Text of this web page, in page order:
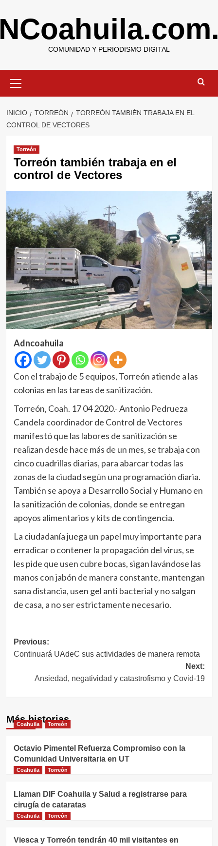
al
contenido
COMUNIDAD Y PERIODISMO DIGITAL
primario
INICIO TORREÓN
TORREÓN TAMBIÉN TRABAJA EN EL
CONTROL DE VECTORES
Torreón
Torreón también trabaja en el
control de Vectores
Adncoahuila
Con el trabajo de 5 equipos, Torreón atiende a las
colonias en las tareas de sanitización.
Torreón, Coah. 17 04 2020.- Antonio Pedrueza
Candela coordinador de Control de Vectores
manifestó que las labores de sanitización se
realizan desde hace más de un mes, se trabaja con
cinco cuadrillas diarias, para abarcar todas las
zonas de la ciudad según una programación diaria.
También se apoya a Desarrollo Social y Humano en
la sanitización de colonias, donde se entregan
apoyos alimentarios y kits de contingencia.
La ciudadanía juega un papel muy importante para
erradicar o contener la propagación del virus, se
les pide que usen cubre bocas, sigan lavándose las
manos con jabón de manera constante, mantengan
sana distancia, usen gel anti bacterial y no salgan
de casa, a no ser estrictamente necesario.
Navegación
de
entradas
Previous:
Continuará UAdeC sus actividades de manera remota
Next:
Ansiedad, negatividad y catastrofismo y Covid-19
Más historias
Coahuila Torreón
Octavio Pimentel Refuerza Compromiso con la
Comunidad Universitaria en UT
Coahuila Torreón
Llaman DIF Coahuila y Salud a registrarse para
cirugía de cataratas
Coahuila Torreón
Viesca y Torreón tendrán 40 mil visitantes en